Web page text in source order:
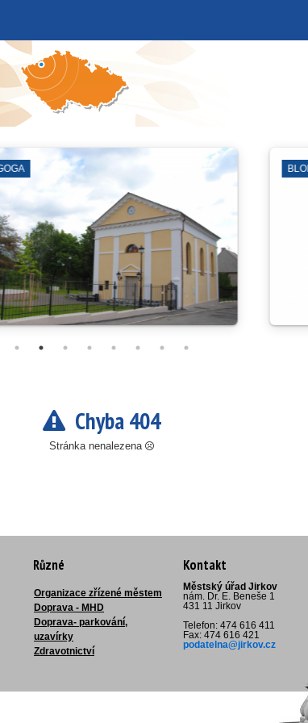
VÝKOPOVÉ PRÁCE
Chyba 404
Stránka nenalezena
Různé
Organizace zřízené městem
Doprava - MHD
Doprava- parkování,
uzavírky
Zdravotnictví
Kontakt
Městský úřad Jirkov
nám. Dr. E. Beneše 1
431 11 Jirkov
Telefon: 474 616 411
Fax: 474 616 421
podatelna@jirkov.cz